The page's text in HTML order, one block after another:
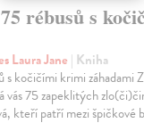
rébusů s
Laura Jane | Kniha
s kočičími krimi záhadami
vás 75 zapeklitých
kteří patří mezi špičkové